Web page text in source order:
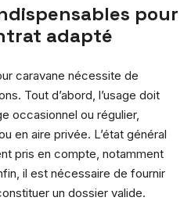
pour
adapté
caravane nécessite de
Tout d’abord, l’usage doit
occasionnel ou régulier,
en aire privée. L’état général
pris en compte, notamment
il est nécessaire de fournir
un dossier valide.